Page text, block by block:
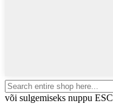
või sulgemiseks nuppu ESC